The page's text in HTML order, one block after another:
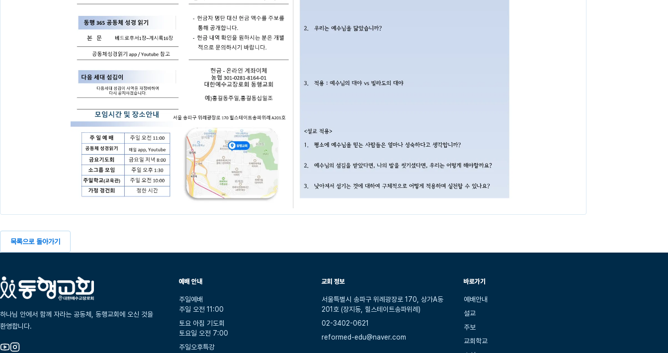
목록으로 돌아가기
하나님 안에서 함께 자라는 공동체, 동행교회에 오신 것을
환영합니다.
예배 안내
주일예배
주일 오전 11:00
토요 아침 기도회
토요일 오전 7:00
주일오후특강
교회 정보
서울특별시 송파구 위례광장로 170, 상가A동
201호 (장지동, 힐스테이트송파위례)
02-3402-0621
reformed-edu@naver.com
바로가기
예배안내
설교
주보
교회학교